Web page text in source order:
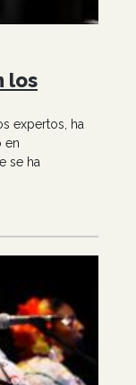
los
expertos, ha
en
se ha